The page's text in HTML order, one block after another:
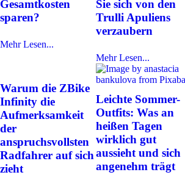
Gesamtkosten
sparen?
Mehr Lesen...
Sie sich von den
Trulli Apuliens
verzaubern
Mehr Lesen...
Warum die ZBike
Infinity die
Aufmerksamkeit
der
anspruchsvollsten
Radfahrer auf sich
zieht
Leichte Sommer-
Outfits: Was an
heißen Tagen
wirklich gut
aussieht und sich
angenehm trägt